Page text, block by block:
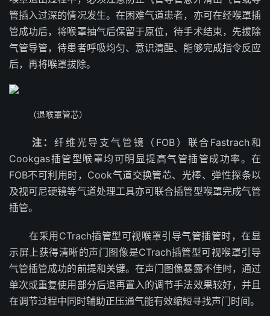
管插入过深的情况发生。在困难气道患者，亦可在经喉罩插
管成功后，将喉罩抽气后保留于原位，待手术结束，先拔除
气管导管，待患者呼吸均匀、意识清醒、能够完成指令反应
后，再将喉罩拔除。
（退喉罩管芯）
注：纤维光导支气管镜（FOB）联合Fastrach和
Cookgas插管型喉罩均可明显提高气管插管成功率。在
FOB不可利用时，Cook气道交换管芯、光棒、弹性探条以
及视可尼硬镜等气道处理工具亦可联合插管型喉罩完成气管
插管。
在采用CTrach插管型可视喉罩引导气管插管时，在显
示屏上获得清晰的声门图像是CTrach插管型可视喉罩引导
气管插管成功的前提和关键。在声门图像暴露不佳时，通过
单次或重复使用部分后退再置入的调节手法效果较好，并且
在调节过程中同时辅助正压通气能有效缩短寻找声门时间。